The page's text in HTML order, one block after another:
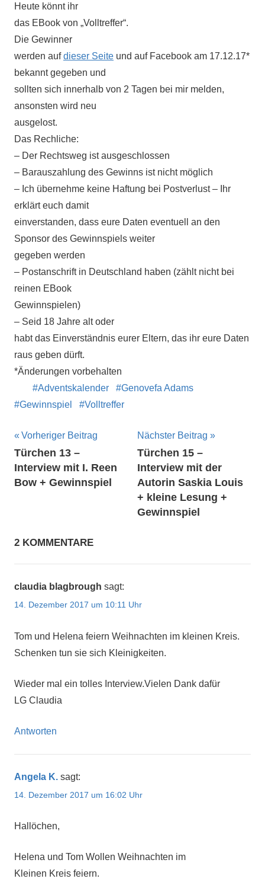
Heute könnt ihr
das EBook von „Volltreffer“.
Die Gewinner
werden aufdieser Seite und auf Facebook am 17.12.17*
bekannt gegeben und
sollten sich innerhalb von 2 Tagen bei mir melden,
ansonsten wird neu
ausgelost.
Das Rechliche:
– Der Rechtsweg ist ausgeschlossen
– Barauszahlung des Gewinns ist nicht möglich
– Ich übernehme keine Haftung bei Postverlust – Ihr
erklärt euch damit
einverstanden, dass eure Daten eventuell an den
Sponsor des Gewinnspiels weiter
gegeben werden
– Postanschrift in Deutschland haben (zählt nicht bei
reinen EBook
Gewinnspielen)
– Seid 18 Jahre alt oder
habt das Einverständnis eurer Eltern, das ihr eure Daten
raus geben dürft.
*Änderungen vorbehalten
Adventskalender
Genovefa Adams
Gewinnspiel
Volltreffer
Beitragsnavigation
Vorheriger Beitrag
Türchen 13 –
Interview mit I. Reen
Bow + Gewinnspiel
Nächster Beitrag
Türchen 15 –
Interview mit der
Autorin Saskia Louis
+ kleine Lesung +
Gewinnspiel
2 KOMMENTARE
claudia blagbrough sagt:
14. Dezember 2017 um 10:11 Uhr
Tom und Helena feiern Weihnachten im kleinen Kreis.
Schenken tun sie sich Kleinigkeiten.
Wieder mal ein tolles Interview.Vielen Dank dafür
LG Claudia
Antworten
Angela K. sagt:
14. Dezember 2017 um 16:02 Uhr
Hallöchen,
Helena und Tom Wollen Weihnachten im
Kleinen Kreis feiern.